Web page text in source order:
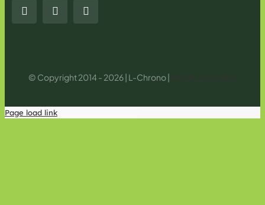
© Copyright 2014 - 2026 | L-Chrono |
Page load link